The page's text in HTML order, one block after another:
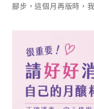
腳步，這個月再版時，